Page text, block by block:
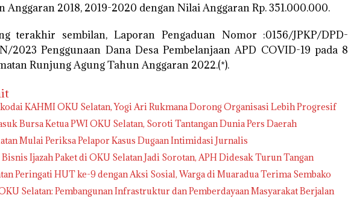
Anggaran 2018, 2019-2020 dengan Nilai Anggaran Rp. 351.000.000.
terakhir sembilan, Laporan Pengaduan Nomor :0156/JPKP/DPD-
2023 Penggunaan Dana Desa Pembelanjaan APD COVID-19 pada 8
Runjung Agung Tahun Anggaran 2022.(*).
KAHMI OKU Selatan, Yogi Ari Rukmana Dorong Organisasi Lebih Progresif
Bursa Ketua PWI OKU Selatan, Soroti Tantangan Dunia Pers Daerah
Mulai Periksa Pelapor Kasus Dugaan Intimidasi Jurnalis
Ijazah Paket di OKU Selatan Jadi Sorotan, APH Didesak Turun Tangan
Peringati HUT ke-9 dengan Aksi Sosial, Warga di Muaradua Terima Sembako
Selatan: Pembangunan Infrastruktur dan Pemberdayaan Masyarakat Berjalan